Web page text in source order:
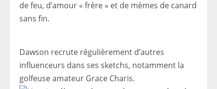
de feu, d’amour « frère » et de mèmes de canard
sans fin.
Dawson recrute régulièrement d’autres
influenceurs dans ses sketchs, notamment la
golfeuse amateur Grace Charis.